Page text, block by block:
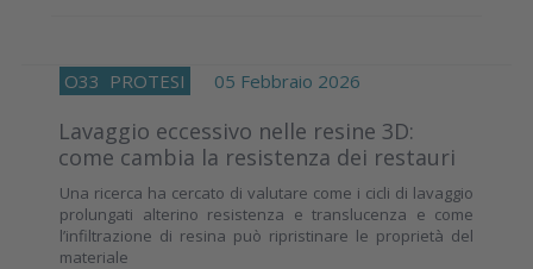
O33 PROTESI 05 Febbraio 2026
Lavaggio eccessivo nelle resine 3D:
come cambia la resistenza dei restauri
Una ricerca ha cercato di valutare come i cicli di lavaggio
prolungati alterino resistenza e translucenza e come
l’infiltrazione di resina può ripristinare le proprietà del
materiale